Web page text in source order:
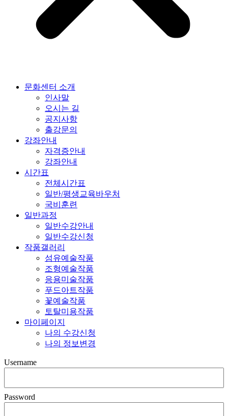
문화센터 소개
인사말
오시는 길
공지사항
출강문의
강좌안내
자격증안내
강좌안내
시간표
전체시간표
일반/평생교육바우처
국비훈련
일반과정
일반수강안내
일반수강신청
작품갤러리
섬유예술작품
조형예술작품
응용미술작품
푸드아트작품
꽃예술작품
토탈미용작품
마이페이지
나의 수강신청
나의 정보변경
Username
Password